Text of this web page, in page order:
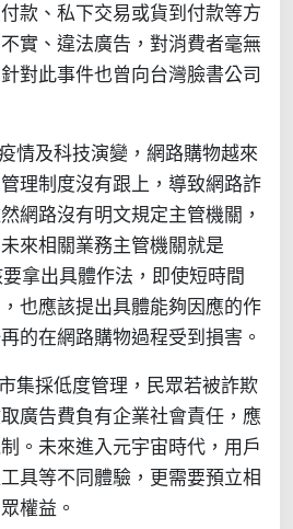
款、私下交易或貨到付款等方
實、違法廣告，對消費者毫無
對此事件也曾向台灣臉書公司
情及科技演變，網路購物越來
理制度沒有跟上，導致網路詐
網路沒有明文規定主管機關，
來相關業務主管機關就是
拿出具體作法，即使短時間
也應該提出具體能夠因應的作
的在網路購物過程受到損害。
集採低度管理，民眾若被詐欺
廣告費負有企業社會責任，應
。未來進入元宇宙時代，用戶
具等不同體驗，更需要預立相
權益。